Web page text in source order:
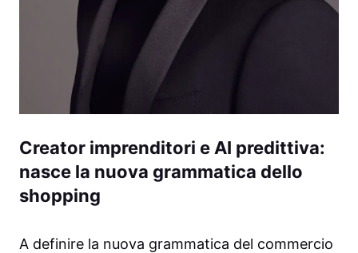
Creator imprenditori e AI predittiva:
nasce la nuova grammatica dello
shopping
A definire la nuova grammatica del commercio